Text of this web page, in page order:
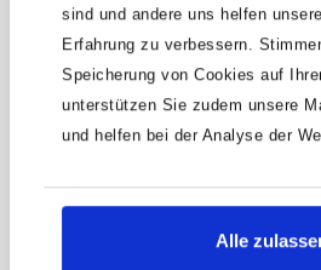
sind und andere uns helfen
Erfahrung zu verbessern.
Speicherung von Cookies auf
unterstützen Sie zudem unsere
und helfen bei der Analyse der
Alle
HAZET
· 8Aus schlagfestem